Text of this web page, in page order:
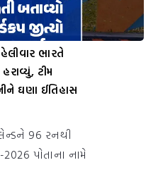
ભારતે
ટીમ
ઘણા ઈતિહાસ
96 રનથી
પોતાના નામે